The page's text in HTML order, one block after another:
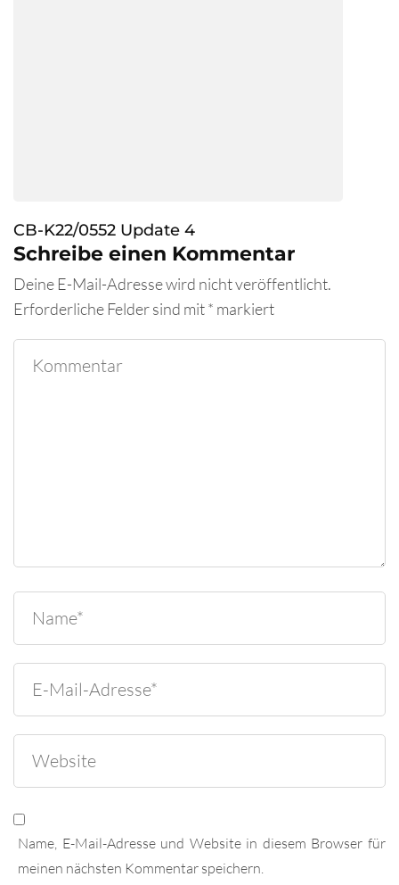
CB-K22/0552 Update 4
Schreibe einen Kommentar
Deine E-Mail-Adresse wird nicht veröffentlicht.
Erforderliche Felder sind mit* markiert
Name, E-Mail-Adresse und Website in diesem Browser für
meinen nächsten Kommentar speichern.